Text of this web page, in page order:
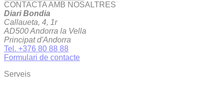
CONTACTA AMB NOSALTRES
Diari Bondia
Callaueta, 4, 1r
AD500 Andorra la Vella
Principat d'Andorra
Tel. +376 80 88 88
Formulari de contacte
Serveis